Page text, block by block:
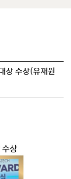
상 수상(유재원